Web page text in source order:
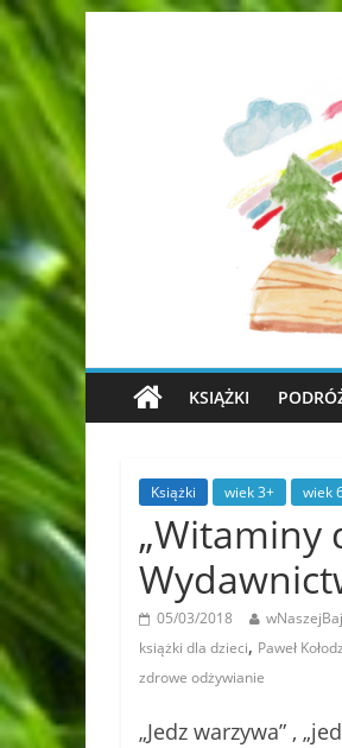
KSIĄŻKI
Książki wiek 3+ wiek
„Witaminy
05/03/2018
książki dla dzieci, Paweł
zdrowe odżywianie
„Jedz warzywa” ,